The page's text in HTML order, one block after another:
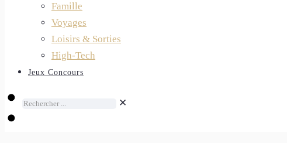
Famille
Voyages
Loisirs & Sorties
High-Tech
Jeux Concours
✕